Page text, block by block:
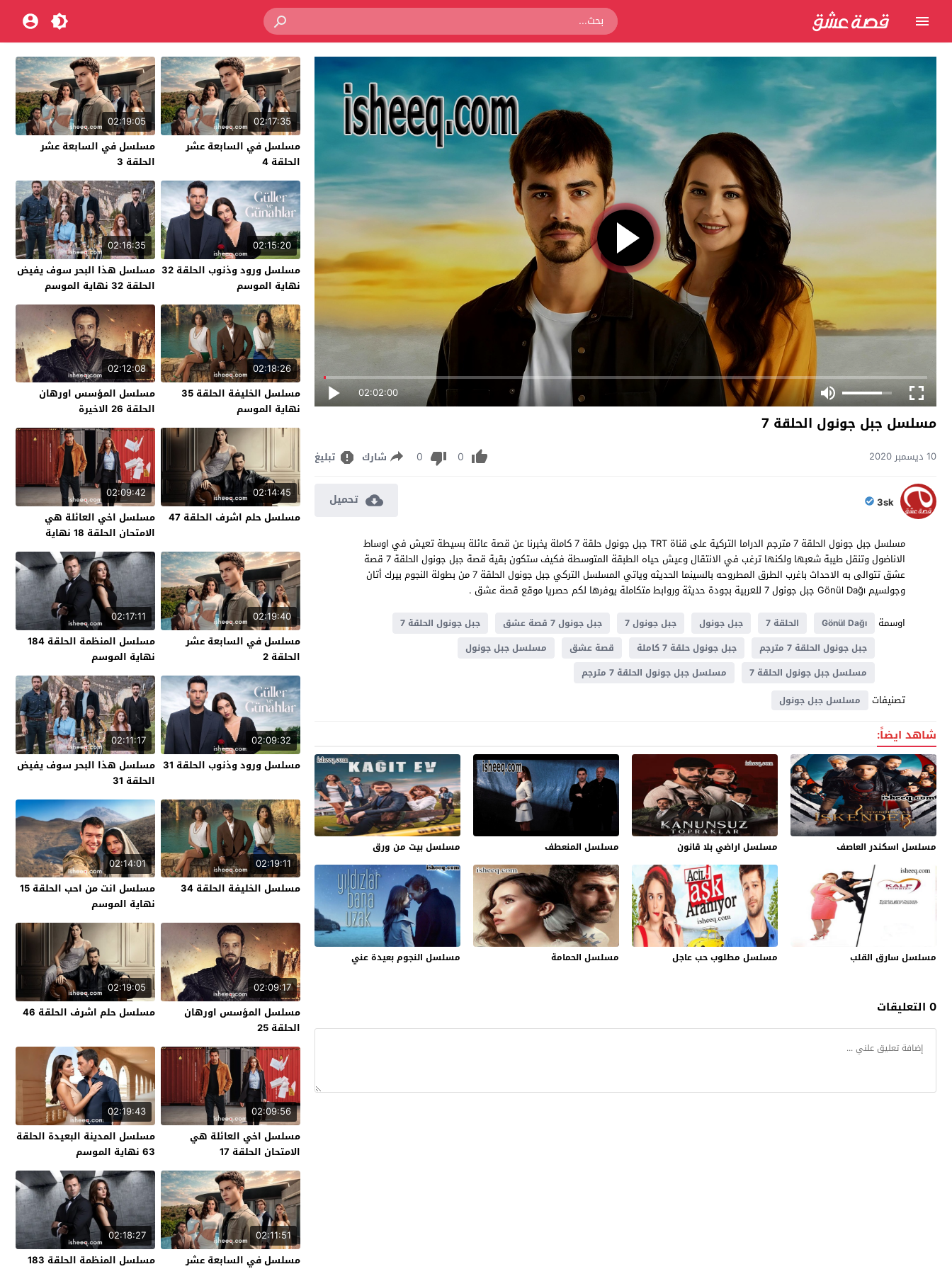
02:02:00
مسلسل جبل جونول الحلقة 7
10 ديسمبر 2020 0
0 شارك تبليغ
3sk تحميل
مسلسل جبل جونول الحلقة 7 مترجم الدراما التركية على قناة TRT جبل جونول حلقة 7 كاملة يخبرنا عن قصة عائلة بسيطة تعيش في اوساط
الاناضول وتنقل طيبة شعبها ولكنها ترغب في الانتقال وعيش حياه الطبقة المتوسطة فكيف ستكون بقية قصة جبل جونول الحلقة 7 قصة
عشق تتوالى به الاحداث باغرب الطرق المطروحه بالسينما الحديثه وياتي المسلسل التركي جبل جونول الحلقة 7 من بطولة النجوم بيرك أتان
وجولسيم Gönül Dağı جبل جونول 7 للعربية بجودة حديثة وروابط متكاملة يوفرها لكم حصريا موقع قصة عشق .
اوسمة
Gönül Dağı الحلقة 7 جبل جونول جبل جونول 7 جبل جونول 7 قصة عشق
جبل جونول الحلقة 7
جبل جونول الحلقة 7 مترجم
جبل جونول حلقة 7 كاملة قصة عشق
مسلسل جبل جونول
مسلسل جبل جونول الحلقة 7
مسلسل جبل جونول الحلقة 7 مترجم
تصنيفات مسلسل جبل جونول
شاهد ايضاً:
مسلسل اسكندر العاصف مسلسل اراضي بلا قانون مسلسل المنعطف مسلسل بيت من ورق
مسلسل سارق القلب مسلسل مطلوب حب عاجل مسلسل الحمامة مسلسل النجوم بعيدة عني
0 التعليقات
02:17:35
مسلسل في السابعة عشر
الحلقة 4
02:19:05
مسلسل في السابعة عشر
الحلقة 3
02:15:20
مسلسل ورود وذنوب الحلقة 32
نهاية الموسم
02:16:35
مسلسل هذا البحر سوف يفيض
الحلقة 32 نهاية الموسم
02:18:26
مسلسل الخليفة الحلقة 35
نهاية الموسم
02:12:08
مسلسل المؤسس اورهان
الحلقة 26 الاخيرة
02:14:45
مسلسل حلم اشرف الحلقة 47
02:09:42
مسلسل اخي العائلة هي
الامتحان الحلقة 18 نهاية
الموسم
02:19:40
مسلسل في السابعة عشر
الحلقة 2
02:17:11
مسلسل المنظمة الحلقة 184
نهاية الموسم
02:09:32
مسلسل ورود وذنوب الحلقة 31
02:11:17
مسلسل هذا البحر سوف يفيض
الحلقة 31
02:19:11
مسلسل الخليفة الحلقة 34
02:14:01
مسلسل انت من احب الحلقة 15
نهاية الموسم
02:09:17
مسلسل المؤسس اورهان
الحلقة 25
02:19:05
مسلسل حلم اشرف الحلقة 46
02:09:56
مسلسل اخي العائلة هي
الامتحان الحلقة 17
02:19:43
مسلسل المدينة البعيدة الحلقة
63 نهاية الموسم
02:11:51
مسلسل في السابعة عشر
02:18:27
مسلسل المنظمة الحلقة 183